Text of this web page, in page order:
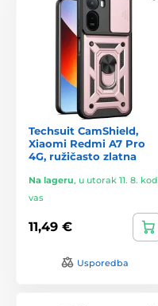
Techsuit CamShield,
Xiaomi Redmi A7 Pro
4G, ružičasto zlatna
Na lageru, u utorak 11. 8. kod
vas
11,49 €
Usporedba